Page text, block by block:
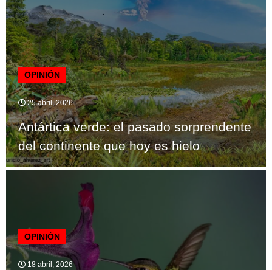
OPINIÓN
25 abril, 2026
Antártica verde: el pasado sorprendente
del continente que hoy es hielo
OPINIÓN
18 abril, 2026